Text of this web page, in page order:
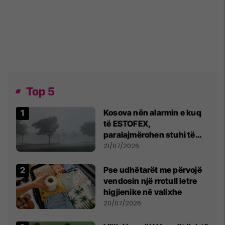
Top 5
Kosova nën alarmin e kuq
të ESTOFEX,
paralajmërohen stuhi të
fuqishme me breshër dhe
21/07/2026
Pse udhëtarët me përvojë
vendosin një rrotull letre
higjienike në valixhe
20/07/2026